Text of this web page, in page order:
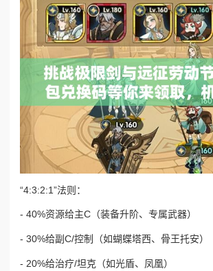
“4:3:2:1”法则：
- 40%资源给主C（装备升阶、专属武器）
- 30%给副C/控制（如蝴蝶塔西、骨王托安）
- 20%给治疗/坦克（如光盾、凤凰）